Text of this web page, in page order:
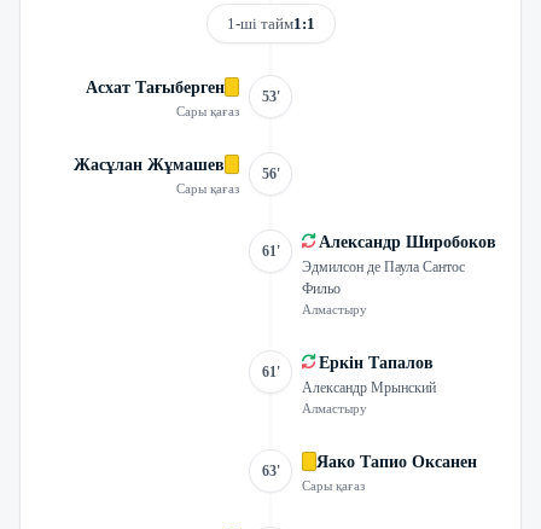
1-ші тайм1:1
Асхат Тағыберген
Сары қағаз
53'
Жасұлан Жұмашев
Сары қағаз
56'
61' Александр Широбоков
Эдмилсон де Паула Сантос
Фильо
Алмастыру
61' Еркін Тапалов
Александр Мрынский
Алмастыру
63' Яако Тапио Оксанен
Сары қағаз